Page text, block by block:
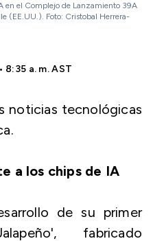
en el Complejo de Lanzamiento 39A
(EE.UU.). Foto: Cristobal Herrera-
a. m. AST
noticias tecnológicas
a los chips de IA
de su primer
fabricado